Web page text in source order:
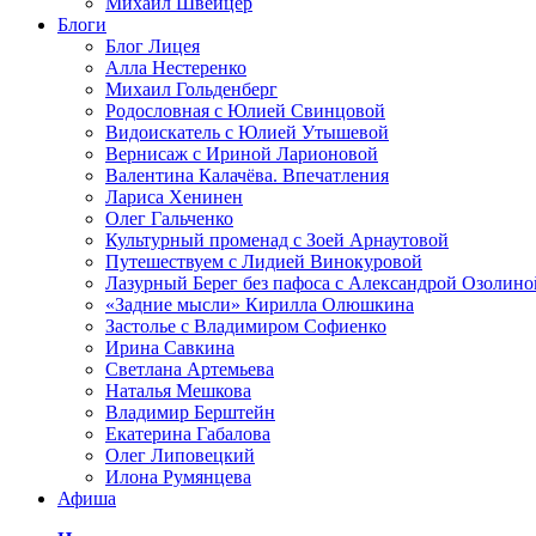
Блоги
Блог Лицея
Алла Нестеренко
Михаил Гольденберг
Родословная с Юлией Свинцовой
Видоискатель с Юлией Утышевой
Вернисаж с Ириной Ларионовой
Валентина Калачёва. Впечатления
Лариса Хенинен
Олег Гальченко
Культурный променад с Зоей Арнаутовой
Путешествуем с Лидией Винокуровой
Лазурный Берег без пафоса с Александрой
«Задние мысли» Кирилла Олюшкина
Застолье с Владимиром Софиенко
Ирина Савкина
Светлана Артемьева
Наталья Мешкова
Владимир Берштейн
Екатерина Габалова
Олег Липовецкий
Илона Румянцева
Афиша